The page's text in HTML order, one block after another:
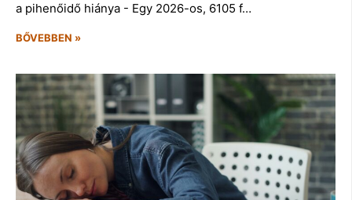
a pihenőidő hiánya - Egy 2026-os, 6105 f…
BŐVEBBEN »